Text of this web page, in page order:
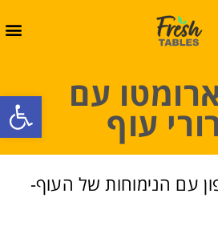
עם
עוף
עם הנימוחות של העוף-